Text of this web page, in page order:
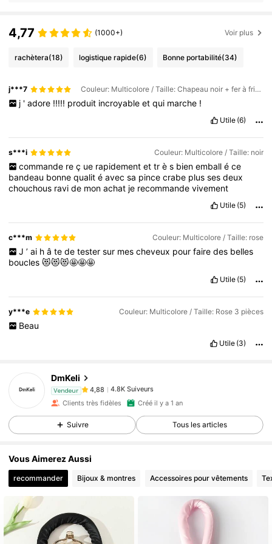
4,77 (1000+) Voir plus
rachètera(18) logistique rapide(6) Bonne portabilité(34)
j***7 Couleur: Multicolore / Taille: Chapeau noir + fer à friser 4pcs
j ' adore !!!!! produit incroyable et qui marche !
Utile (6)
s***i Couleur: Multicolore / Taille: noir
commande re ç ue rapidement et tr è s bien emball é ce
bandeau bonnequalitéavecsa pincecrabe plussesdeux
chouchous ravide monachat je recommandevivement
Utile (5)
c***m Couleur: Multicolore / Taille: rose
J ’ ai h â te de tester sur mes cheveux pour faire des belles
boucles😻😻😻🤩🤩🤩
Utile (5)
y***e Couleur: Multicolore / Taille: Rose 3 pièces
Beau
Utile (3)
DmKeli
Vendeur
a***eest en train de naviguer
4,88
4.8K Suiveurs
4.8K Suiveurs
4,88
4,88 4.8K Suiveurs
Clients très fidèles Créé il y a 1 an
Suivre Tous les articles
Vous Aimerez Aussi
recommander Bijoux & montres Accessoires pour vêtements